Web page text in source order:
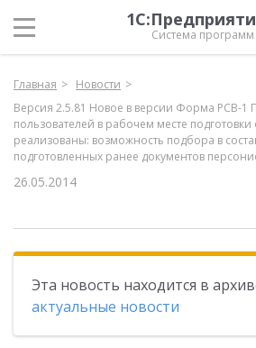
Система программ
Главная
Новости
Версия 2.5.81 Новое в версии Форма РСВ-1
пользователей в рабочем месте подготовки
реализованы: возможность подбора в
подготовленных ранее документов
26.05.2014
Эта новость находится в
актуальные новости